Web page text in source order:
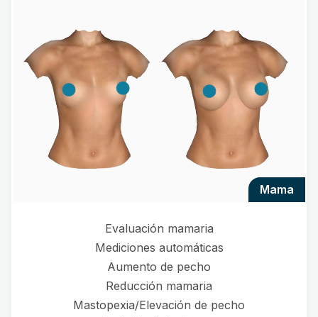
mama
Evaluación mamaria
Mediciones automáticas
Aumento de pecho
Reducción mamaria
Mastopexia/Elevación de pecho